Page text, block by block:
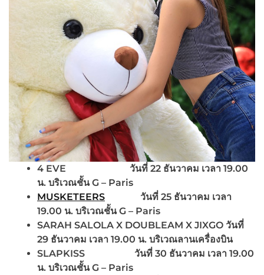
4 EVE วันที่ 22 ธันวาคม เวลา 19.00
น. บริเวณชั้น G – Paris
MUSKETEERS
วันที่ 25 ธันวาคม เวลา
19.00 น. บริเวณชั้น G – Paris
SARAH SALOLA X DOUBLEAM X JIXGO วันที่
29 ธันวาคม เวลา 19.00 น. บริเวณลานเครื่องบิน
SLAPKISS วันที่ 30 ธันวาคม เวลา 19.00
น. บริเวณชั้น G – Paris